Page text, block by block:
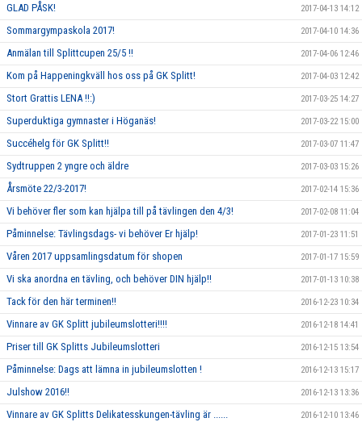
GLAD PÅSK! 2017-04-13 14:12
Sommargympaskola 2017! 2017-04-10 14:36
Anmälan till Splittcupen 25/5 !! 2017-04-06 12:46
Kom på Happeningkväll hos oss på GK Splitt! 2017-04-03 12:42
Stort Grattis LENA !!:) 2017-03-25 14:27
Superduktiga gymnaster i Höganäs! 2017-03-22 15:00
Succéhelg för GK Splitt!! 2017-03-07 11:47
Sydtruppen 2 yngre och äldre 2017-03-03 15:26
Årsmöte 22/3-2017! 2017-02-14 15:36
Vi behöver fler som kan hjälpa till på tävlingen den 4/3! 2017-02-08 11:04
Påminnelse: Tävlingsdags- vi behöver Er hjälp! 2017-01-23 11:51
Våren 2017 uppsamlingsdatum för shopen 2017-01-17 15:59
Vi ska anordna en tävling, och behöver DIN hjälp!! 2017-01-13 10:38
Tack för den här terminen!! 2016-12-23 10:34
Vinnare av GK Splitt jubileumslotteri!!!! 2016-12-18 14:41
Priser till GK Splitts Jubileumslotteri 2016-12-15 13:54
Påminnelse: Dags att lämna in jubileumslotten ! 2016-12-13 15:17
Julshow 2016!! 2016-12-13 13:36
Vinnare av GK Splitts Delikatesskungen-tävling är ...... 2016-12-10 13:46